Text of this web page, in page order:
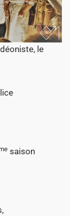
le
saison